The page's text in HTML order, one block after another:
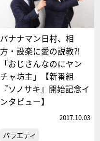
バナナマン日村、相
方・設楽に愛の説教⁈
「おじさんなのにヤン
チャ坊主」【新番組
『ソノサキ』開始記念イ
ンタビュー】
2017.10.03
バラエティ